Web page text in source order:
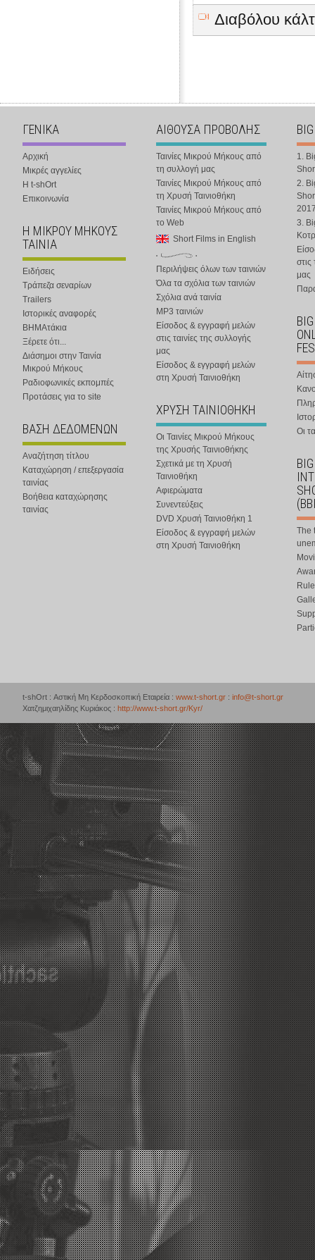
Διαβόλου
ΓΕΝΙΚΑ
Αρχική
Μικρές αγγελίες
Η t-shOrt
Επικοινωνία
Η ΜΙΚΡΟΥ ΜΗΚΟΥΣ
ΤΑΙΝΙΑ
Ειδήσεις
Τράπεζα σεναρίων
Trailers
Ιστορικές αναφορές
ΒΗΜΑτάκια
Ξέρετε ότι...
Διάσημοι στην Ταινία
Μικρού Μήκους
Ραδιοφωνικές εκπομπές
Προτάσεις για το site
ΒΑΣΗ ΔΕΔΟΜΕΝΩΝ
Αναζήτηση τίτλου
Καταχώρηση / επεξεργασία
ταινίας
Βοήθεια καταχώρησης
ταινίας
ΑΙΘΟΥΣΑ ΠΡΟΒΟΛΗΣ
Ταινίες Μικρού Μήκους από
τη συλλογή μας
Ταινίες Μικρού Μήκους από
τη Χρυσή Ταινιοθήκη
Ταινίες Μικρού Μήκους από
το Web
Short Films in English
Περιλήψεις όλων των ταινιών
Όλα τα σχόλια των ταινιών
Σχόλια ανά ταινία
MP3 ταινιών
Είσοδος & εγγραφή μελών
στις ταινίες της συλλογής
μας
Είσοδος & εγγραφή μελών
στη Χρυσή Ταινιοθήκη
ΧΡΥΣΗ ΤΑΙΝΙΟΘΗΚΗ
Οι Ταινίες Μικρού Μήκους
της Χρυσής Ταινιοθήκης
Σχετικά με τη Χρυσή
Ταινιοθήκη
Αφιερώματα
Συνεντεύξεις
DVD Χρυσή Ταινιοθήκη 1
Είσοδος & εγγραφή μελών
στη Χρυσή Ταινιοθήκη
1.
2.
3.
στις
μας
Οι
The
t-shOrt : Αστική Μη Κερδοσκοπική Εταιρεία : www.t-short.gr : info@t-short.gr
Χατζημιχαηλίδης Κυριάκος : http://www.t-short.gr/Kyr/